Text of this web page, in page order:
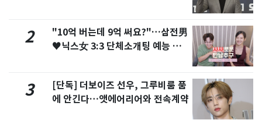
2
"10억 버는데 9억 써요?"…삼전男
♥닉스女 3:3 단체소개팅 예능 화
3
[단독] 더보이즈 선우, 그루비룸 품
에 안긴다…앳에어리어와 전속계약